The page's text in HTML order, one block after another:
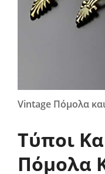
Vintage Πόμολα
Τύποι
Πόμολα